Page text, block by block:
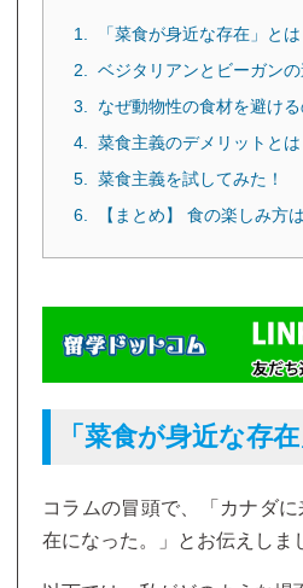
「菜食が身近な存在」とは
ベジタリアンとビーガンの
なぜ動物性の食材を避ける
菜食主義のデメリットとは
菜食主義を試してみた！
【まとめ】 食の楽しみ方
「菜食が身近な存
コラムの冒頭で、「カナダ
在になった。」とお伝えしま